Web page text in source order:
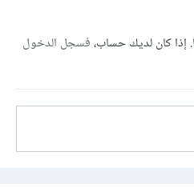
إذا كان لديك حساب،فسجل الدخول